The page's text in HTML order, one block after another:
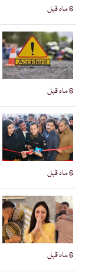
6 ماہ قبل
6 ماہ قبل
6 ماہ قبل
6 ماہ قبل